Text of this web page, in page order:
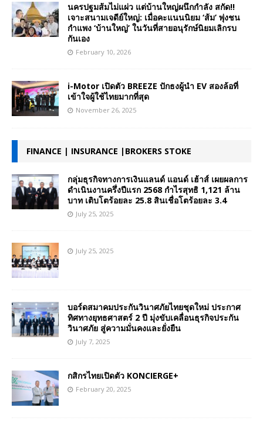
นครปฐมส้มไม่แผ่ว แต่บ้านใหญ่ผนึกกำลัง สกัด!!
เจาะสนามเจดีย์ใหญ่: เมื่อคะแนนนิยม ‘ส้ม’ พุ่งชน
กำแพง ‘บ้านใหญ่’ ในวันที่สายอนุรักษ์นิยมเลิกรบ
กันเอง
February 10, 2026
i-Motor เปิดตัว BREEZE ปักธงผู้นำ EV สองล้อที่
เข้าใจผู้ใช้ไทยมากที่สุด
November 26, 2025
FINANCE | INSURANCE |BROKERS STOKE
กลุ่มธุรกิจทางการเงินแลนด์ แอนด์ เฮ้าส์ เผยผลการ
ดำเนินงานครึ่งปีแรก 2568 กำไรสุทธิ 1,121 ล้าน
บาท เติบโตร้อยละ 25.8 สินเชื่อโตร้อยละ 3.4
July 25, 2025
July 25, 2025
บอร์ดสมาคมประกันวินาศภัยไทยชุดใหม่ ประกาศ
ทิศทางยุทธศาสตร์ 2 ปี มุ่งขับเคลื่อนธุรกิจประกัน
วินาศภัย สู่ความมั่นคงและยั่งยืน
July 7, 2025
กสิกรไทยเปิดตัว KONCIERGE+
February 20, 2025